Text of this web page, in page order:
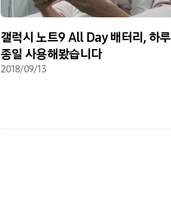
갤럭시 노트9 All Day 배터리, 하루
종일 사용해봤습니다
2018/09/13